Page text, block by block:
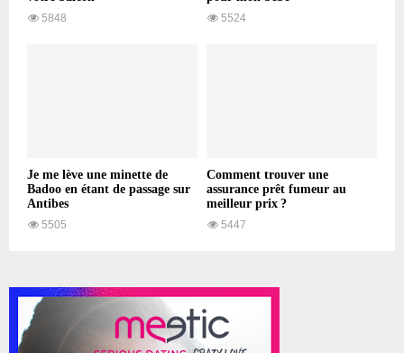
5848 5524
Je me lève une minette de
Badoo en étant de passage sur
Antibes
5505
Comment trouver une
assurance prêt fumeur au
meilleur prix ?
5447